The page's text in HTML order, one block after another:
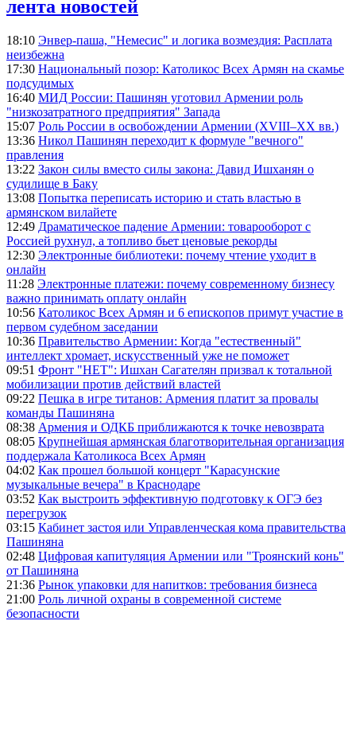
лента новостей
18:10 Энвер-паша, "Немесис" и логика возмездия: Расплата
неизбежна
17:30 Национальный позор: Католикос Всех Армян на скамье
подсудимых
16:40 МИД России: Пашинян уготовил Армении роль
"низкозатратного предприятия" Запада
15:07 Роль России в освобождении Армении (XVIII–XX вв.)
13:36 Никол Пашинян переходит к формуле "вечного"
правления
13:22 Закон силы вместо силы закона: Давид Ишханян о
судилище в Баку
13:08 Попытка переписать историю и стать властью в
армянском вилайете
12:49 Драматическое падение Армении: товарооборот с
Россией рухнул, а топливо бьет ценовые рекорды
12:30 Электронные библиотеки: почему чтение уходит в
онлайн
11:28 Электронные платежи: почему современному бизнесу
важно принимать оплату онлайн
10:56 Католикос Всех Армян и 6 епископов примут участие в
первом судебном заседании
10:36 Правительство Армении: Когда "естественный"
интеллект хромает, искусственный уже не поможет
09:51 Фронт "НЕТ": Ишхан Сагателян призвал к тотальной
мобилизации против действий властей
09:22 Пешка в игре титанов: Армения платит за провалы
команды Пашиняна
08:38 Армения и ОДКБ приближаются к точке невозврата
08:05 Крупнейшая армянская благотворительная организация
поддержала Католикоса Всех Армян
04:02 Как прошел большой концерт "Карасунские
музыкальные вечера" в Краснодаре
03:52 Как выстроить эффективную подготовку к ОГЭ без
перегрузок
03:15 Кабинет застоя или Управленческая кома правительства
Пашиняна
02:48 Цифровая капитуляция Армении или "Троянский конь"
от Пашиняна
21:36 Рынок упаковки для напитков: требования бизнеса
21:00 Роль личной охраны в современной системе
безопасности